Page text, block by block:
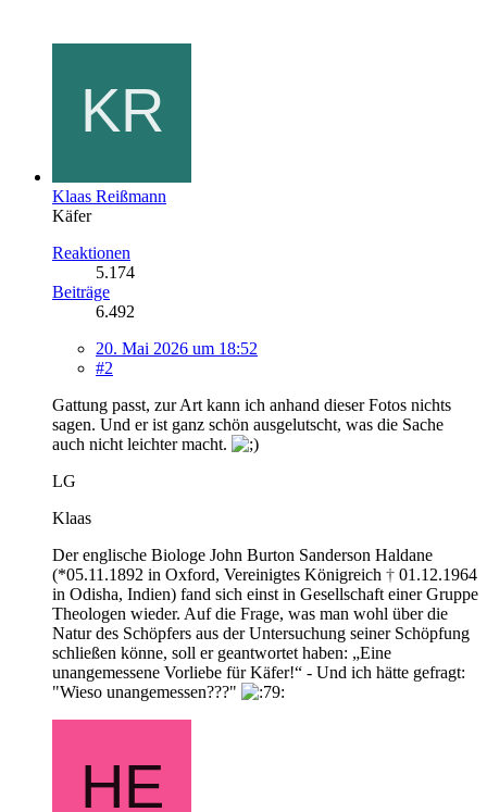
Klaas Reißmann
Käfer
Reaktionen
5.174
Beiträge
6.492
20. Mai 2026 um 18:52
#2
Gattung passt, zur Art kann ich anhand dieser Fotos nichts
sagen. Und er ist ganz schön ausgelutscht, was die Sache
auch nicht leichter macht.
LG
Klaas
Der englische Biologe John Burton Sanderson Haldane
(*05.11.1892 in Oxford, Vereinigtes Königreich † 01.12.1964
in Odisha, Indien) fand sich einst in Gesellschaft einer Gruppe
Theologen wieder. Auf die Frage, was man wohl über die
Natur des Schöpfers aus der Untersuchung seiner Schöpfung
schließen könne, soll er geantwortet haben: „Eine
unangemessene Vorliebe für Käfer!“ - Und ich hätte gefragt:
"Wieso unangemessen???"